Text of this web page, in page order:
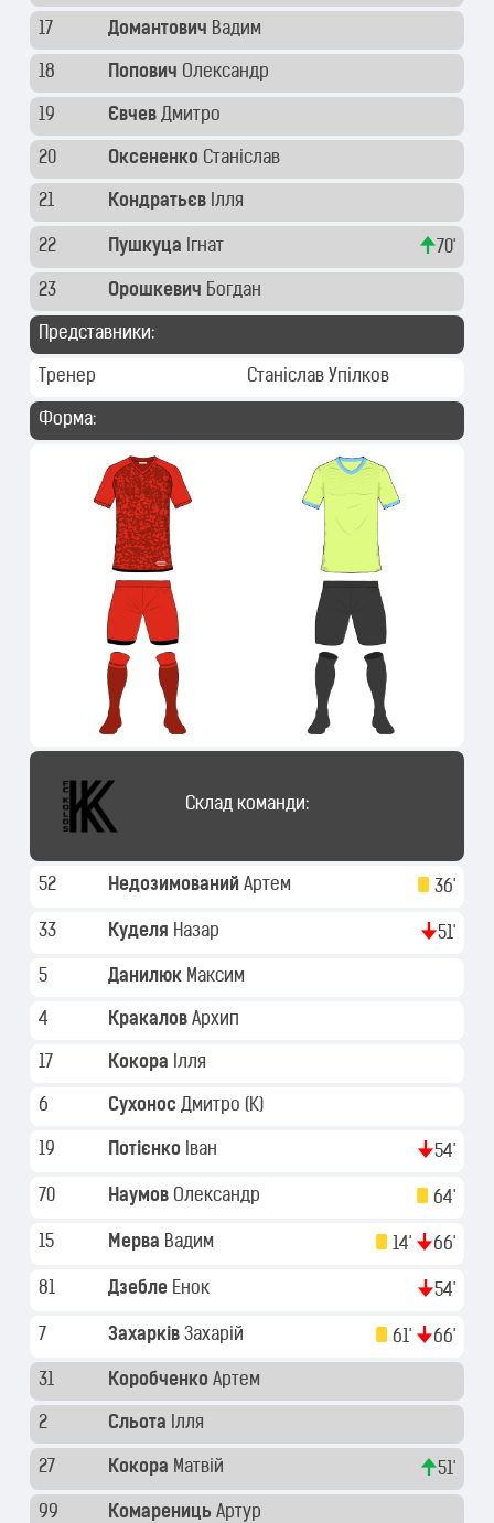
17 Домантович Вадим
18 Попович Олександр
19 Євчев Дмитро
20 Оксененко Станіслав
21 Кондратьєв Ілля
22 Пушкуца Ігнат 70'
23 Орошкевич Богдан
Представники:
Тренер Станіслав Упілков
Форма:
Склад команди:
52 Недозимований Артем 36'
33 Куделя Назар 51'
5 Данилюк Максим
4 Кракалов Архип
17 Кокора Ілля
6 Сухонос Дмитро (K)
19 Потієнко Іван 54'
70 Наумов Олександр 64'
15 Мерва Вадим 14' 66'
81 Дзебле Енок 54'
7 Захарків Захарій 61' 66'
31 Коробченко Артем
2 Сльота Ілля
27 Кокора Матвій 51'
99 Комарениць Артур